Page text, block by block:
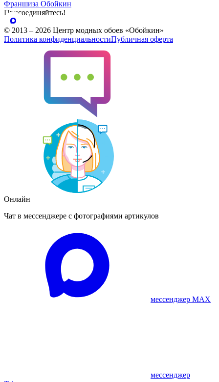
Франшиза Обойкин
Присоединяйтесь!
© 2013 – 2026 Центр модных обоев «Обойкин»
Политика конфиденциальностиПубличная оферта
Онлайн
Чат в мессенджере с фотографиями артикулов
мессенджер MAX
мессенджер